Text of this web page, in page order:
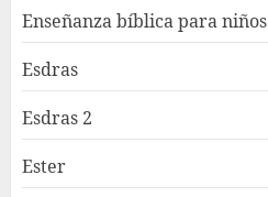
Enseñanza bíblica para niños
Esdras
Esdras 2
Ester